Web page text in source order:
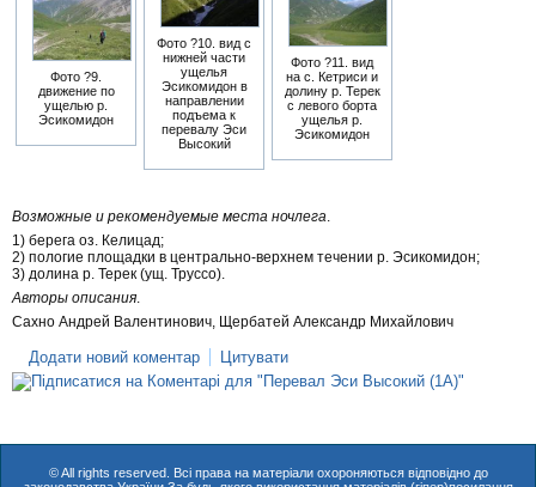
Фото ?9.
движение по
ущелью р.
Эсикомидон
Фото ?10. вид с
нижней части
ущелья
Эсикомидон в
направлении
подъема к
перевалу Эси
Высокий
Фото ?11. вид
на с. Кетриси и
долину р. Терек
с левого борта
ущелья р.
Эсикомидон
Возможные и рекомендуемые места ночлега.
1) берега оз. Келицад;
2) пологие площадки в центрально-верхнем течении р. Эсикомидон;
3) долина р. Терек (ущ. Труссо).
Авторы описания.
Сахно Андрей Валентинович, Щербатей Александр Михайлович
Додати новий коментар Цитувати
© All rights reserved. Всі права на матеріали охороняються відповідно до